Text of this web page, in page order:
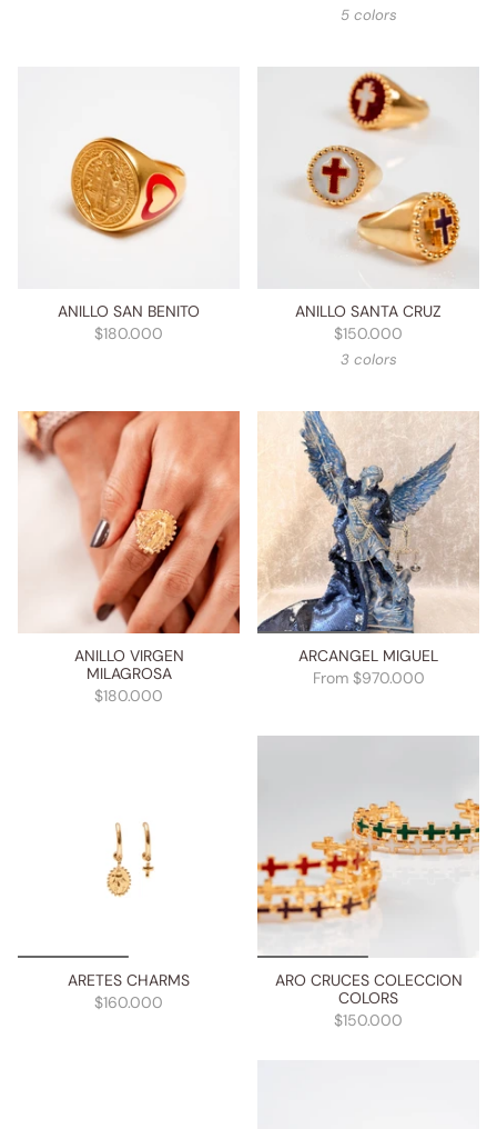
5 colors
ANILLO SAN BENITO
$180.000
ANILLO SANTA CRUZ
$150.000
3 colors
ANILLO VIRGEN
MILAGROSA
$180.000
ARCANGEL MIGUEL
From$970.000
ARETES CHARMS
$160.000
ARO CRUCES COLECCION
COLORS
$150.000